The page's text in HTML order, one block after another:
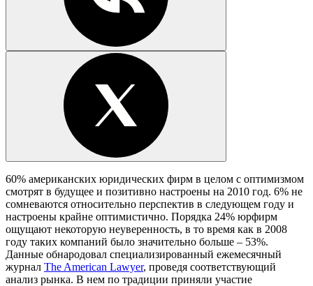
60% американских юридических фирм в целом с оптимизмом
смотрят в будущее и позитивно настроены на 2010 год. 6% не
сомневаются относительно перспектив в следующем году и
настроены крайне оптимистично. Порядка 24% юрфирм
ощущают некоторую неуверенность, в то время как в 2008
году таких компаний было значительно больше – 53%.
Данные обнародовал cпециализированный ежемесячный
журнал The American Lawyer, проведя соответствующий
анализ рынка. В нем по традиции приняли участие